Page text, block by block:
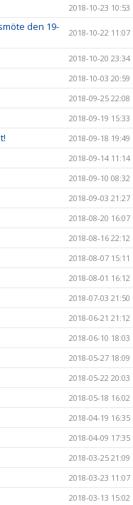
2018-10-23 10:53
den 19-
2018-10-22 11:07
2018-10-20 23:34
2018-10-03 20:59
2018-09-25 22:08
2018-09-19 15:33
2018-09-18 19:49
2018-09-14 11:14
2018-09-10 08:32
2018-09-03 21:27
2018-08-20 16:07
2018-08-16 22:12
2018-08-07 15:11
2018-08-01 16:12
2018-07-03 21:50
2018-06-21 21:12
2018-06-10 18:03
2018-05-27 18:09
2018-05-22 20:03
2018-05-18 16:02
2018-04-19 16:35
2018-04-09 17:35
2018-03-25 21:09
2018-03-23 11:07
2018-03-13 15:02